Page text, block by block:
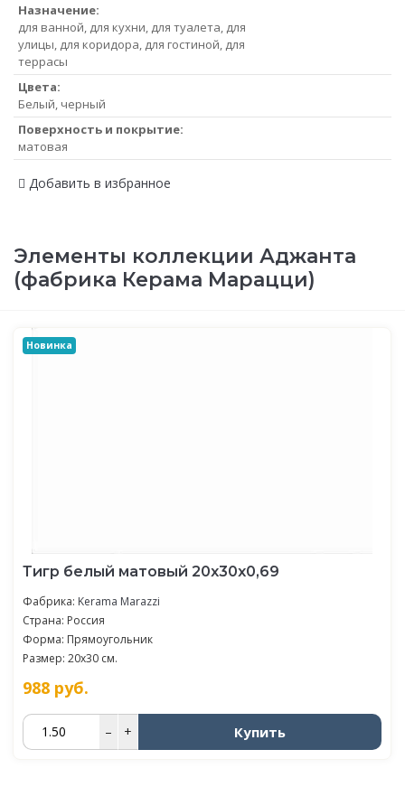
Назначение:
для ванной, для кухни, для туалета, для
улицы, для коридора, для гостиной, для
террасы
Цвета:
Белый, черный
Поверхность и покрытие:
матовая
Добавить в избранное
Элементы коллекции Аджанта
(фабрика Керама Марацци)
Новинка
Тигр белый матовый 20x30x0,69
Фабрика: Kerama Marazzi
Страна: Россия
Форма: Прямоугольник
Размер: 20x30 см.
988 руб.
– + Купить